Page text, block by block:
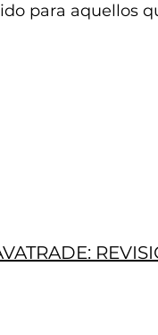
para aquellos